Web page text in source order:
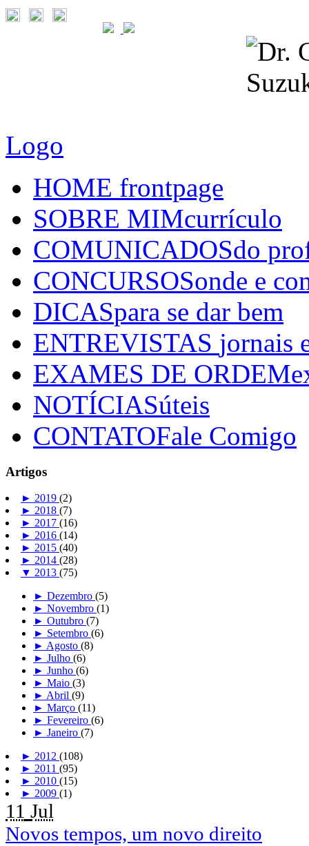
Logo
HOME frontpage
SOBRE MIMcurrículo
COMUNICADOSdo
CONCURSOSonde e
DICASpara se dar bem
ENTREVISTAS jornais
EXAMES DE ORDEM
NOTÍCIASúteis
CONTATOFale Comigo
Artigos
► 2019 (2)
► 2018 (7)
► 2017 (16)
► 2016 (14)
► 2015 (40)
► 2014 (28)
▼ 2013 (75)
► Dezembro (5)
► Novembro (1)
► Outubro (7)
► Setembro (6)
► Agosto (8)
► Julho (6)
► Junho (6)
► Maio (3)
► Abril (9)
► Março (11)
► Fevereiro (6)
► Janeiro (7)
► 2012 (108)
► 2011 (95)
► 2010 (15)
► 2009 (1)
11 Jul
Novos tempos, um novo direito